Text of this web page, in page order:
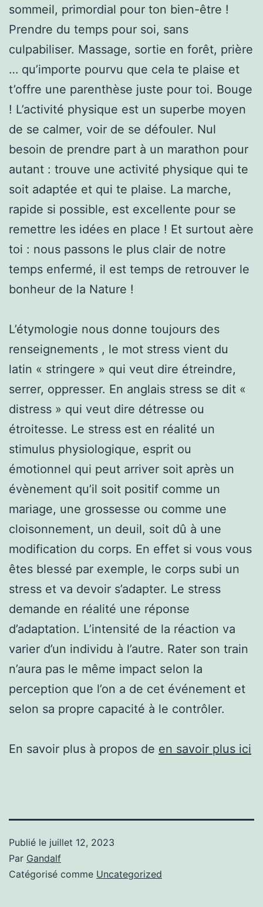
sommeil, primordial pour ton bien-être !
Prendre du temps pour soi, sans
culpabiliser. Massage, sortie en forêt, prière
… qu’importe pourvu que cela te plaise et
t’offre une parenthèse juste pour toi. Bouge
! L’activité physique est un superbe moyen
de se calmer, voir de se défouler. Nul
besoin de prendre part à un marathon pour
autant : trouve une activité physique qui te
soit adaptée et qui te plaise. La marche,
rapide si possible, est excellente pour se
remettre les idées en place ! Et surtout aère
toi : nous passons le plus clair de notre
temps enfermé, il est temps de retrouver le
bonheur de la Nature !
L’étymologie nous donne toujours des
renseignements , le mot stress vient du
latin « stringere » qui veut dire étreindre,
serrer, oppresser. En anglais stress se dit «
distress » qui veut dire détresse ou
étroitesse. Le stress est en réalité un
stimulus physiologique, esprit ou
émotionnel qui peut arriver soit après un
évènement qu’il soit positif comme un
mariage, une grossesse ou comme une
cloisonnement, un deuil, soit dû à une
modification du corps. En effet si vous vous
êtes blessé par exemple, le corps subi un
stress et va devoir s’adapter. Le stress
demande en réalité une réponse
d’adaptation. L’intensité de la réaction va
varier d’un individu à l’autre. Rater son train
n’aura pas le même impact selon la
perception que l’on a de cet événement et
selon sa propre capacité à le contrôler.
En savoir plus à propos de en savoir plus ici
Publié le juillet 12, 2023
Par Gandalf
Catégorisé comme Uncategorized